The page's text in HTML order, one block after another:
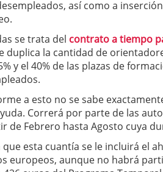
así como a
se trata del contrato a tiempo
duplica la cantidad de
y el 40% de las plazas de
a esto no se sabe
Correrá por parte de las
de Febrero hasta Agosto cuya
que esta cuantía se le incluirá el
europeos, aunque no habrá